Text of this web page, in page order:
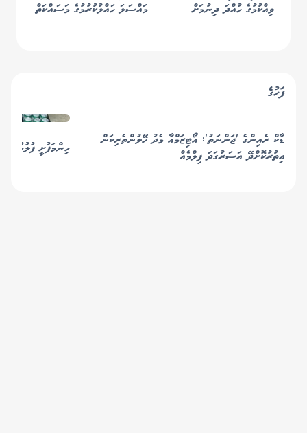
ވިއްކުމުގެ ހުއްދަ ދިނުމަށް
މައްސަލަ ހައްލުކުރުމުގެ މަސައްކަތް
ފަހުގެ
ޑާކް ރެއިންގެ 'ޖަންނަތު': އޯޓިޒަމްއާ މެދު ހޭލުންތެރިކަން
އިތުރުކޮށްދޭ އަސަރުގަދަ ފިލްމެއް
ހިންމަފުށީ